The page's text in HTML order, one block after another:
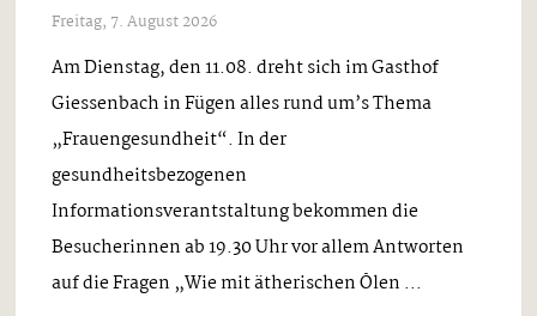
Freitag, 7. August 2026
Am Dienstag, den 11.08. dreht sich im Gasthof
Giessenbach in Fügen alles rund um’s Thema
„Frauengesundheit“. In der
gesundheitsbezogenen
Informationsverantstaltung bekommen die
Besucherinnen ab 19.30 Uhr vor allem Antworten
auf die Fragen „Wie mit ätherischen Ölen ...